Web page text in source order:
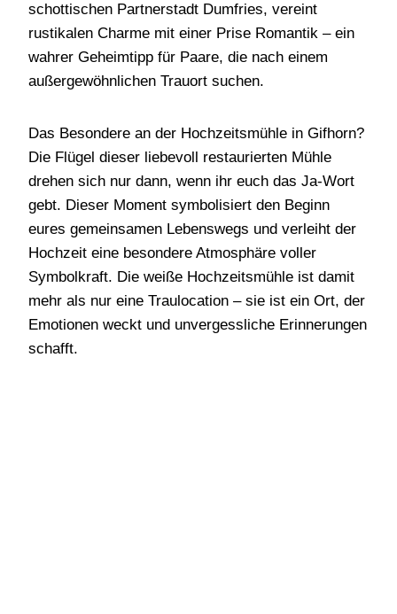
schottischen Partnerstadt Dumfries, vereint
rustikalen Charme mit einer Prise Romantik – ein
wahrer Geheimtipp für Paare, die nach einem
außergewöhnlichen Trauort suchen.
Das Besondere an der Hochzeitsmühle in Gifhorn?
Die Flügel dieser liebevoll restaurierten Mühle
drehen sich nur dann, wenn ihr euch das Ja-Wort
gebt. Dieser Moment symbolisiert den Beginn
eures gemeinsamen Lebenswegs und verleiht der
Hochzeit eine besondere Atmosphäre voller
Symbolkraft. Die weiße Hochzeitsmühle ist damit
mehr als nur eine Traulocation – sie ist ein Ort, der
Emotionen weckt und unvergessliche Erinnerungen
schafft.